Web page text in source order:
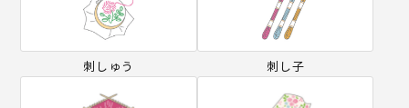
刺しゅう 刺し子